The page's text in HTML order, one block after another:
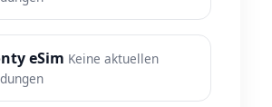
eSim Keine aktuellen